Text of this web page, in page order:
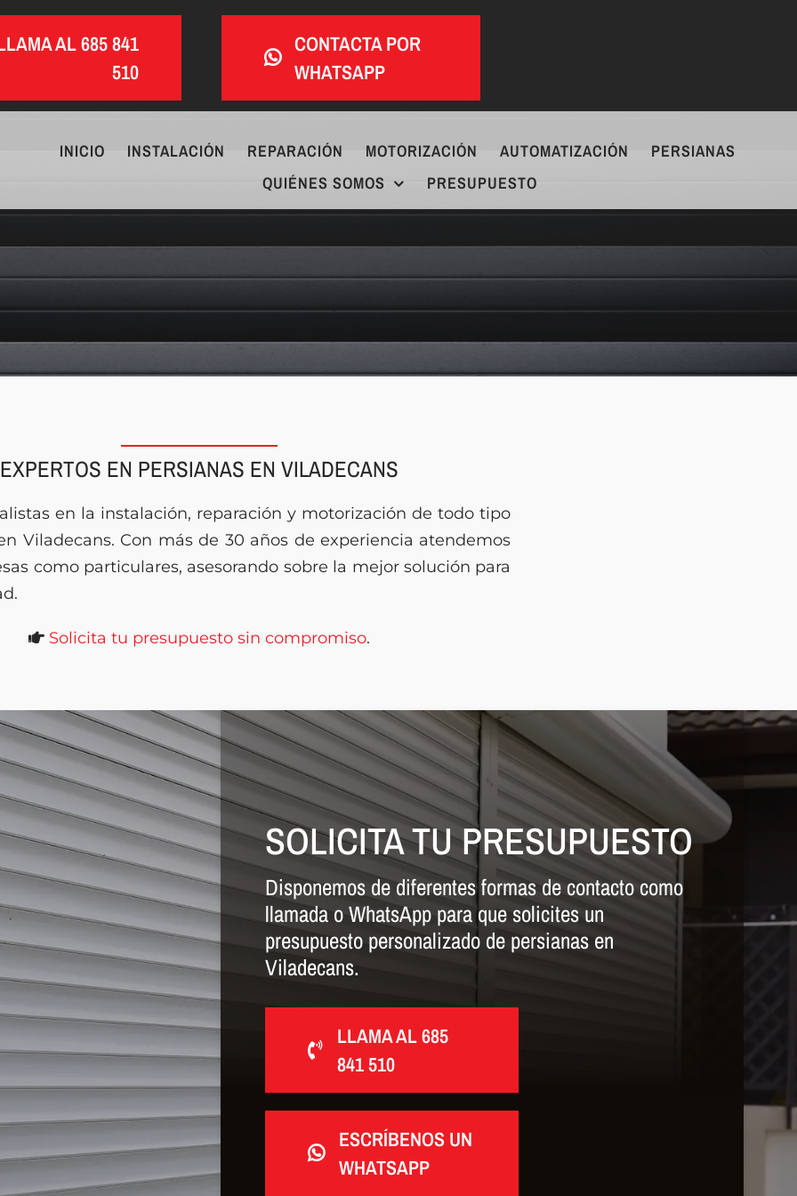
AL 685 841
510
CONTACTA POR
WHATSAPP
INICIO INSTALACIÓN REPARACIÓN MOTORIZACIÓN AUTOMATIZACIÓN
PERSIANAS
QUIÉNES SOMOS
PRESUPUESTO
EXPERTOS EN PERSIANAS EN VILADECANS
en la instalación, reparación y motorización de todo tipo
Viladecans. Con más de 30 años de experiencia atendemos
como particulares, asesorando sobre la mejor solución para
Solicita tu presupuesto sin compromiso.
SOLICITA TU PRESUPUESTO
Disponemos de diferentes formas de contacto como
llamada o WhatsApp para que solicites un
presupuesto personalizado de persianas en
Viladecans.
LLAMA AL 685
841 510
ESCRÍBENOS UN
WHATSAPP